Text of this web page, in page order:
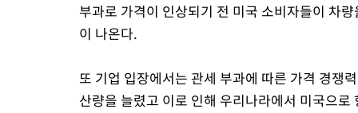
부과로 가격이 인상되기 전 미국 소비자들이 차
이 나온다.
또 기업 입장에서는 관세 부과에 따른 가격 경쟁
산량을 늘렸고 이로 인해 우리나라에서 미국으